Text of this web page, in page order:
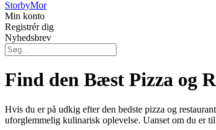
StorbyMor
Min konto
Registrér dig
Nyhedsbrev
Find den Bæst Pizza og
Hvis du er på udkig efter den bedste pizza og
uforglemmelig kulinarisk oplevelse. Uanset om du er